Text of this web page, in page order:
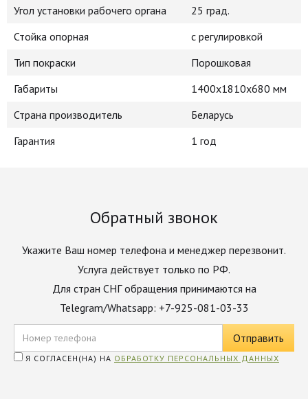
Угол установки рабочего органа
25 град.
Стойка опорная
с регулировкой
Тип покраски
Порошковая
Габариты
1400х1810х680 мм
Страна производитель
Беларусь
Гарантия
1 год
Обратный звонок
Укажите Ваш номер телефона и менеджер перезвонит.
Услуга действует только по РФ.
Для стран СНГ обращения принимаются на
Telegram/Whatsapp: +7-925-081-03-33
Я СОГЛАСЕН(НА) НА ОБРАБОТКУ ПЕРСОНАЛЬНЫХ ДАННЫХ